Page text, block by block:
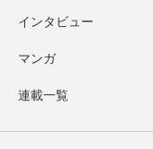
インタビュー
マンガ
連載一覧